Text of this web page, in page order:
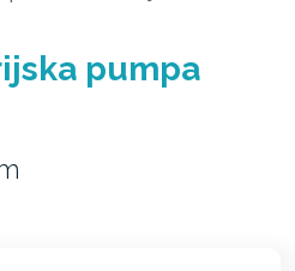
pumpa